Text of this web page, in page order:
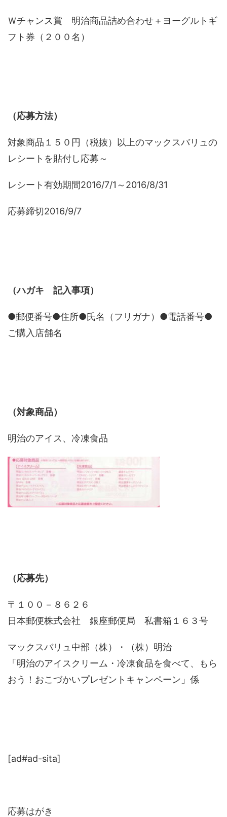
Ｗチャンス賞 明治商品詰め合わせ＋ヨーグルトギ
フト券（２００名）
（応募方法）
対象商品１５０円（税抜）以上のマックスバリュの
レシートを貼付し応募～
レシート有効期間2016/7/1～2016/8/31
応募締切2016/9/7
（ハガキ 記入事項）
●郵便番号●住所●氏名（フリガナ）●電話番号●
ご購入店舗名
（対象商品）
明治のアイス、冷凍食品
（応募先）
〒１００－８６２６
日本郵便株式会社 銀座郵便局 私書箱１６３号
マックスバリュ中部（株）・（株）明治
「明治のアイスクリーム・冷凍食品を食べて、もら
おう！おこづかいプレゼントキャンペーン」係
[ad#ad-sita]
応募はがき